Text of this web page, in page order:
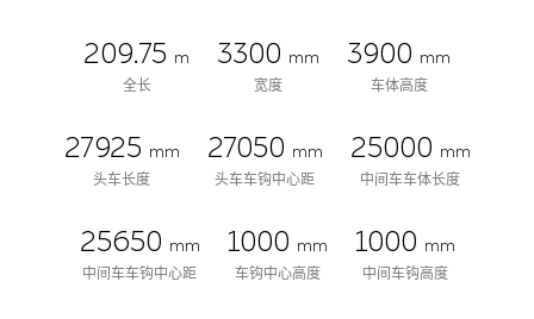
209.75 m
全长
3300 mm
宽度
3900 mm
车体高度
27925 mm
头车长度
27050 mm
头车车钩中心距
25000 mm
中间车车体长度
25650 mm
中间车车钩中心距
1000 mm
车钩中心高度
1000 mm
中间车钩高度